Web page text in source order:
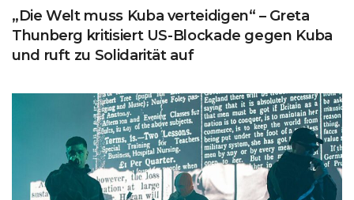
„Die Welt muss Kuba verteidigen“ – Greta
Thunberg kritisiert US-Blockade gegen Kuba
und ruft zu Solidarität auf